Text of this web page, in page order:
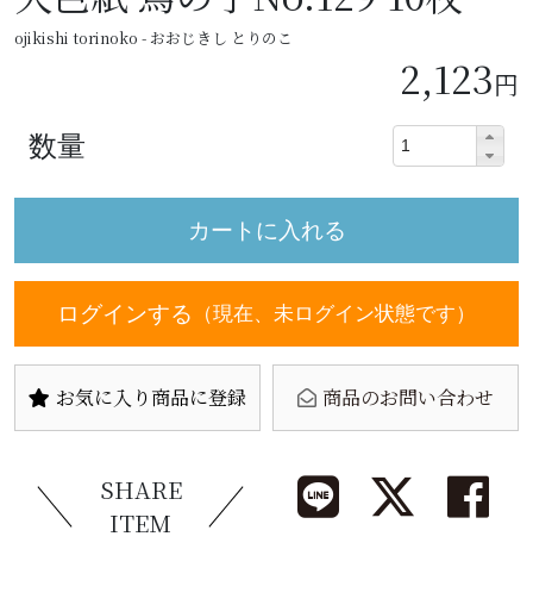
ojikishi torinoko - おおじきし とりのこ
2,123円
数量
ログインする （現在、未ログイン状態です）
お気に入り商品に登録 商品のお問い合わせ
SHARE
ITEM